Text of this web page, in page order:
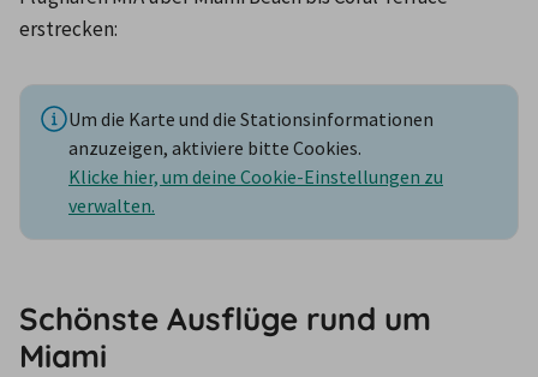
erstrecken:
Um die Karte und die Stationsinformationen
anzuzeigen, aktiviere bitte Cookies.
Klicke hier, um deine Cookie-Einstellungen zu
verwalten.
Schönste Ausflüge rund um
Miami